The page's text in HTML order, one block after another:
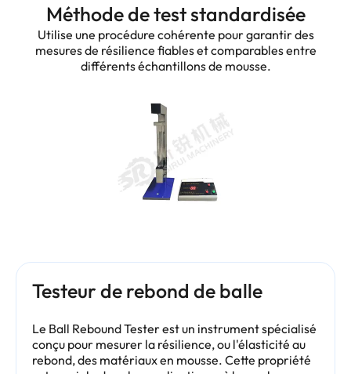
Méthode de test standardisée
Utilise une procédure cohérente pour garantir des
mesures de résilience fiables et comparables entre
différents échantillons de mousse.
Testeur de rebond de balle
Le Ball Rebound Tester est un instrument spécialisé
conçu pour mesurer la résilience, ou l'élasticité au
rebond, des matériaux en mousse. Cette propriété